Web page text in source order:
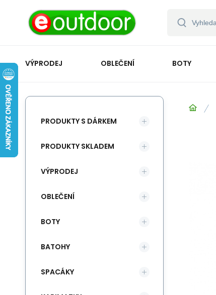
VÝPRODEJ OBLEČENÍ BOTY
PRODUKTY S DÁRKEM
PRODUKTY SKLADEM
VÝPRODEJ
OBLEČENÍ
BOTY
BATOHY
SPACÁKY